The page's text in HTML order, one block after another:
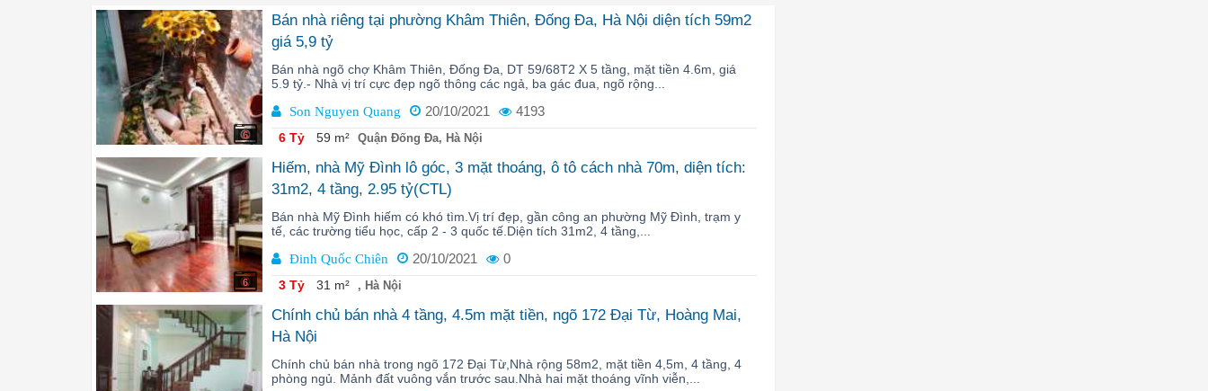
6
Bán nhà riêng tại phường Khâm Thiên, Đống Đa, Hà Nội diện tích 59m2
giá 5,9 tỷ
Bán nhà ngõ chợ Khâm Thiên, Đống Đa, DT 59/68T2 X 5 tầng, mặt tiền 4.6m, giá
5.9 tỷ.- Nhà vị trí cực đẹp ngõ thông các ngả, ba gác đua, ngõ rộng...
Son Nguyen Quang 20/10/2021 4193
6 Tỷ 59 m² Quận Đống Đa, Hà Nội
6
Hiếm, nhà Mỹ Đình lô góc, 3 mặt thoáng, ô tô cách nhà 70m, diện tích:
31m2, 4 tầng, 2.95 tỷ(CTL)
Bán nhà Mỹ Đình hiếm có khó tìm.Vị trí đẹp, gần công an phường Mỹ Đình, trạm y
tế, các trường tiểu học, cấp 2 - 3 quốc tế.Diện tích 31m2, 4 tầng,...
Đinh Quốc Chiên 20/10/2021 0
3 Tỷ 31 m² , Hà Nội
Chính chủ bán nhà 4 tầng, 4.5m mặt tiền, ngõ 172 Đại Từ, Hoàng Mai,
Hà Nội
Chính chủ bán nhà trong ngõ 172 Đại Từ,Nhà rộng 58m2, mặt tiền 4,5m, 4 tầng, 4
phòng ngủ. Mảnh đất vuông vắn trước sau.Nhà hai mặt thoáng vĩnh viễn,...